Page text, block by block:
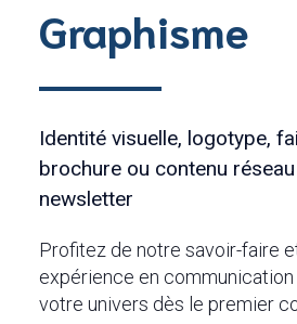
Graphisme
Identité visuelle, logotype,
brochure ou contenu
newsletter
Profitez de notre savoir-faire
expérience en
votre univers dès le premier